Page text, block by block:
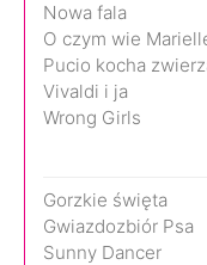
Nowa fala
O czym wie
Pucio kocha
Vivaldi i ja
Wrong Girls
Gorzkie święta
Gwiazdozbiór Psa
Sunny Dancer